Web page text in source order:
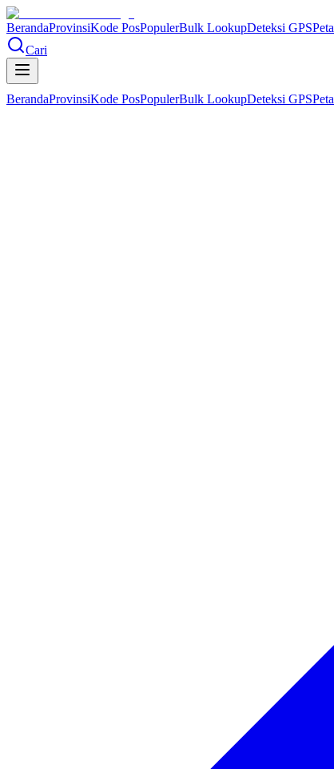
BerandaProvinsiKode PosPopulerBulk LookupDeteksi GPSPeta
Cari
BerandaProvinsiKode PosPopulerBulk LookupDeteksi GPSPeta